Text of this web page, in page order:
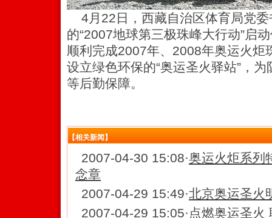
4月22日，西藏自治区体育局党委
的“2007地球第三极珠峰大行动”启
顺利完成2007年、2008年奥运火炬
设立绿色环保的“奥运圣火驿站”，
等后勤保障。
【相关新闻】
2007-04-30 15:08·奥运火炬系列
念章
2007-04-29 15:49·北京奥运圣火
2007-04-29 15:05· 点燃奥运圣火